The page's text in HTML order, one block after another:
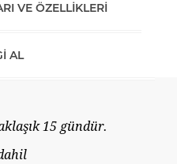
VE ÖZELLIKLERI
AL
15 gündür.